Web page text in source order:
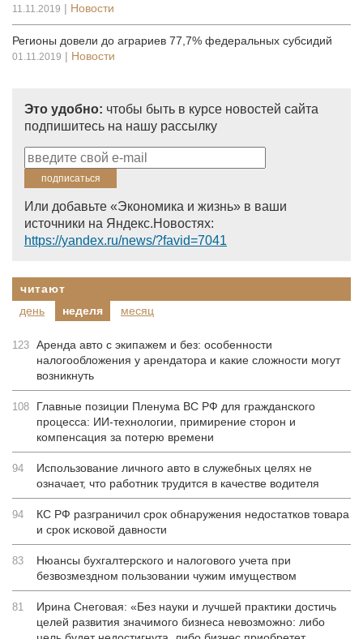
11.11.2019 | Новости
Регионы довели до аграриев 77,7% федеральных субсидий
01.11.2019 | Новости
Это удобно: чтобы быть в курсе новостей сайта
подпишитесь на нашу рассылку
Или добавьте «Экономика и жизнь» в ваши
источники на Яндекс.Новостях:
https://yandex.ru/news/?favid=7041
читают
день
неделя месяц
123 Аренда авто с экипажем и без: особенности
налогообложения у арендатора и какие сложности могут
возникнуть
108
Главные позиции Пленума ВС РФ для гражданского
процесса: ИИ-технологии, примирение сторон и
компенсация за потерю времени
94
Использование личного авто в служебных целях не
означает, что работник трудится в качестве водителя
94
КС РФ разграничил срок обнаружения недостатков товара
и срок исковой давности
83
Нюансы бухгалтерского и налогового учета при
безвозмездном пользовании чужим имуществом
81
Ирина Снеговая: «Без науки и лучшей практики достичь
целей развития значимого бизнеса невозможно: либо